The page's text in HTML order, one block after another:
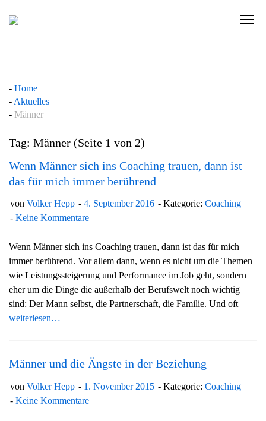
C
i
g
Home
Aktuelles
Männer
Tag: Männer (Seite 1 von 2)
Wenn Männer sich ins Coaching trauen, dann ist
das für mich immer berührend
von Volker Hepp 4. September 2016 Kategorie: Coaching
Keine Kommentare
Wenn Männer sich ins Coaching trauen, dann ist das für mich
immer berührend. Vor allem dann, wenn es nicht um die Themen
wie Leistungssteigerung und Performance im Job geht, sondern
eher um die Dinge die außerhalb der Berufswelt noch wichtig
sind: Der Mann selbst, die Partnerschaft, die Familie. Und oft
weiterlesen…
Männer und die Ängste in der Beziehung
von Volker Hepp 1. November 2015 Kategorie: Coaching
Keine Kommentare